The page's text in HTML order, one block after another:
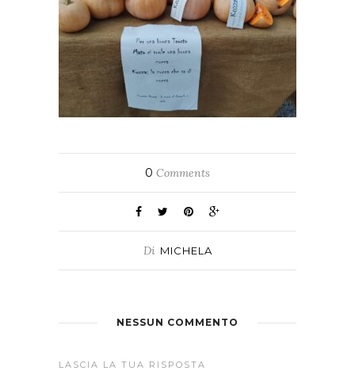
0 Comments
Di MICHELA
NESSUN COMMENTO
LASCIA LA TUA RISPOSTA